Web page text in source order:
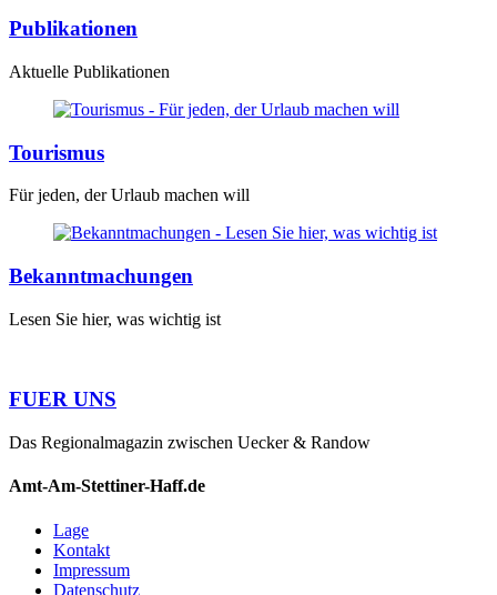
Publikationen
Aktuelle Publikationen
Tourismus
Für jeden, der Urlaub machen will
Bekanntmachungen
Lesen Sie hier, was wichtig ist
FUER UNS
Das Regionalmagazin zwischen Uecker & Randow
Amt-Am-Stettiner-Haff.de
Lage
Kontakt
Impressum
Datenschutz